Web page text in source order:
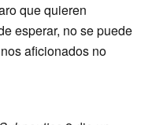
que quieren
esperar, no se puede
aficionados no